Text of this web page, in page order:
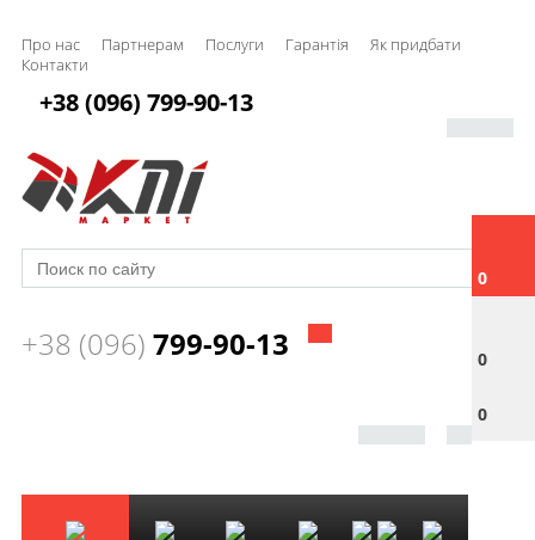
Про нас Партнерам Послуги Гарантія
Як придбати
Контакти
0
0
0
+38 (096) 799-90-13
+38 (096) 799-90-13